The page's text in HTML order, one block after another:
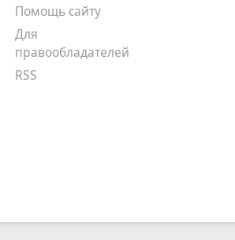
Помощь сайту
Для
правообладателей
RSS